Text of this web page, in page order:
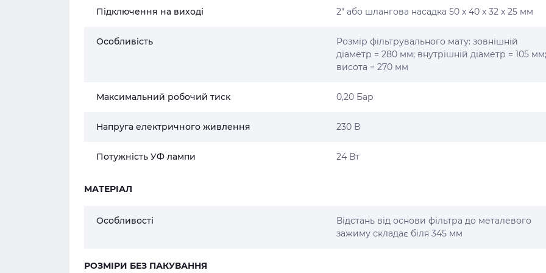
Підключення на виході 2" або шлангова насадка 50 х 40 х 32 х 25 мм
Особливість
Розмір фільтрувального мату: зовнішній
діаметр = 280 мм; внутрішній діаметр = 105 мм;
висота = 270 мм
Максимальний робочий тиск 0,20 Бар
Напруга електричного живлення 230 В
Потужність УФ лампи 24 Вт
МАТЕРІАЛ
Особливості
Відстань від основи фільтра до металевого
зажиму складає біля 345 мм
РОЗМІРИ БЕЗ ПАКУВАННЯ